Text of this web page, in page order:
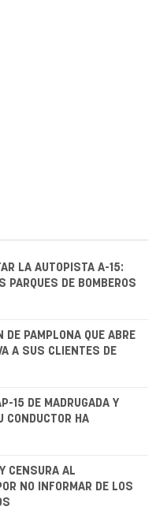
LA AUTOPISTA A-15:
PARQUES DE BOMBEROS
DE PAMPLONA QUE ABRE
A SUS CLIENTES DE
15 DE MADRUGADA Y
CONDUCTOR HA
CENSURA AL
NO INFORMAR DE LOS